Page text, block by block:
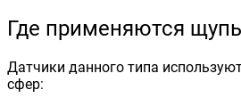
Где применяются
Датчики данного типа
сфер: